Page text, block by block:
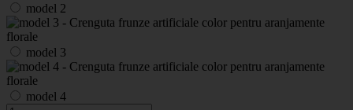
model 2
model 3
model 4